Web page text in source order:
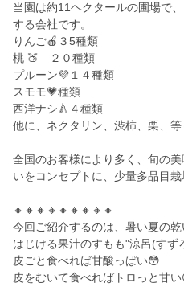
当園は約11ヘクタールの圃場で
する会社です。
りんご🍎３5種類
桃 🍑 ２０種類
プルーン💜１４種類
スモモ💗種類
西洋ナシ🍐４種類
他に、ネクタリン、渋柿、栗、等
全国のお客様により多く、旬の
いをコンセプトに、少量多品目栽
🔸🔸🔸🔸🔸🔸🔸🔸🔸
今回ご紹介するのは、暑い夏の乾
はじける果汁のすもも"涼呂(すず
皮ごと食べれば甘酸っぱい😳
皮をむいて食べればトロっと甘い